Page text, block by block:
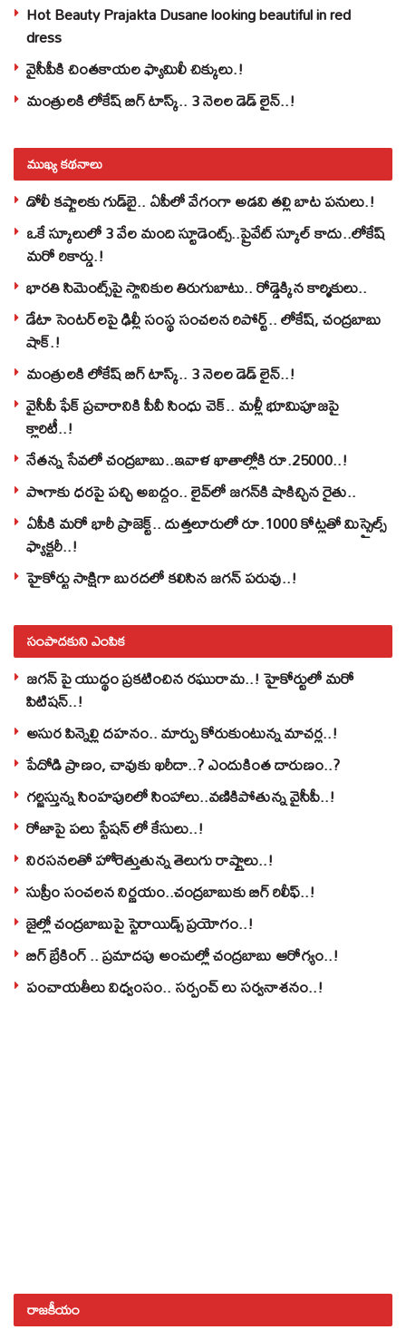
Hot Beauty Prajakta Dusane looking beautiful in red
dress
వైసీపీకి చింతకాయల ఫ్యామిలీ చిక్కులు.!
మంత్రులకి లోకేష్‌ బిగ్‌ టాస్క్‌.. 3 నెలల డెడ్‌ లైన్‌..!
ముఖ్య కథనాలు
డోలీ కష్టాలకు గుడ్‌బై.. ఏపీలో వేగంగా అడవి తల్లి బాట పనులు.!
ఒకే స్కూలులో 3 వేల మంది స్టూడెంట్స్‌..ప్రైవేట్‌ స్కూల్‌ కాదు..లోకేష్
మరో రికార్డు.!
భారతి సిమెంట్స్‌పై స్థానికుల తిరుగుబాటు.. రోడ్డెక్కిన కార్మికులు..
డేటా సెంటర్‌లపై ఢిల్లీ సంస్థ సంచలన రిపోర్ట్.. లోకేష్‌, చంద్రబాబు
షాక్‌.!
మంత్రులకి లోకేష్‌ బిగ్‌ టాస్క్‌.. 3 నెలల డెడ్‌ లైన్‌..!
వైసీపీ ఫేక్ ప్రచారానికి పీవీ సింధు చెక్.. మళ్లీ భూమిపూజపై
క్లారిటీ..!
నేతన్న సేవలో చంద్రబాబు..ఇవాళ ఖాతాల్లోకి రూ.25000..!
పొగాకు ధరపై పచ్చి అబద్దం.. లైవ్‌లో జగన్‌కి షాకిచ్చిన రైతు..
ఏపీకి మరో భారీ ప్రాజెక్ట్.. దుత్తలూరులో రూ.1000 కోట్లతో మిస్సైల్స్
ఫ్యాక్టరీ..!
హైకోర్టు సాక్షిగా బురదలో కలిసిన జగన్ పరువు..!
సంపాదకుని ఎంపిక
జగన్ పై యుద్థం ప్రకటించిన రఘురామ..! హైకోర్టులో మరో
పిటిషన్..!
అసుర పిన్నెల్లి దహనం.. మార్పు కోరుకుంటున్న మాచర్ల..!
పేదోడి ప్రాణం, చావుకు ఖరీదా..? ఎందుకింత దారుణం..?
గర్జిస్తున్న సింహపురిలో సింహాలు..వణికిపోతున్న వైసీపీ..!
రోజాపై పలు స్టేషన్ లో కేసులు..!
నిరసనలతో హోరెత్తుతున్న తెలుగు రాష్ట్రాలు..!
సుప్రీం సంచలన నిర్ణయం..చంద్రబాబుకు బిగ్ రిలీఫ్..!
జైల్లో చంద్రబాబుపై స్టెరాయిడ్స్ ప్రయోగం..!
బిగ్ బ్రేకింగ్ .. ప్రమాదపు అంచుల్లో చంద్రబాబు ఆరోగ్యం..!
పంచాయతీలు విధ్వంసం.. సర్పంచ్ లు సర్వనాశనం..!
రాజకీయం